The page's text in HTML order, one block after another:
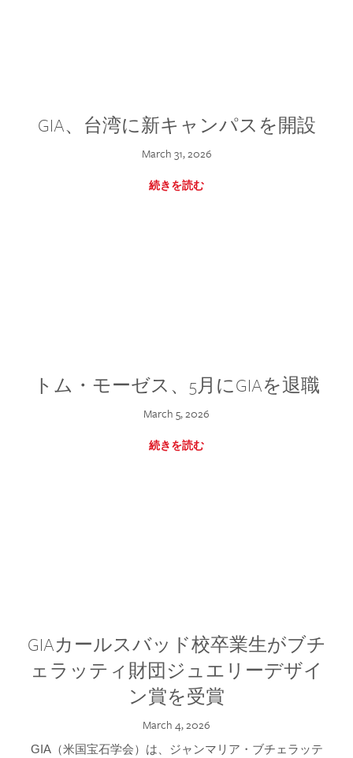
GIA、台湾に新キャンパスを開設
March 31, 2026
続きを読む
トム・モーゼス、5月にGIAを退職
March 5, 2026
続きを読む
GIAカールスバッド校卒業生がブチ
ェラッティ財団ジュエリーデザイ
ン賞を受賞
March 4, 2026
GIA（米国宝石学会）は、ジャンマリア・ブチェラッテ